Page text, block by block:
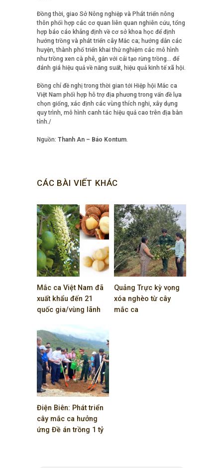
Đồng thời, giao Sở Nông nghiệp và Phát triển nông
thôn phối hợp các cơ quan liên quan nghiên cứu, tổng
hợp báo cáo khẳng định về cơ sở khoa học để định
hướng trồng và phát triển cây Mắc ca; hướng dẫn các
huyện, thành phố triển khai thử nghiệm các mô hình
như trồng xen cà phê, gắn với cải tạo rừng trồng… để
đánh giá hiệu quả về năng suất, hiệu quả kinh tế xã hội.
Đồng chí đề nghị trong thời gian tới Hiệp hội Mắc ca
Việt Nam phối hợp hỗ trợ địa phương trong vấn đề lựa
chọn giống, xác định các vùng thích nghi, xây dựng
quy trình, mô hình canh tác hiệu quả cao trên địa bàn
tỉnh./
Nguồn: Thanh An – Báo Kontum.
CÁC BÀI VIẾT KHÁC
Mắc ca Việt Nam đã
xuất khẩu đến 21
quốc gia/vùng lãnh
Quảng Trực kỳ vọng
xóa nghèo từ cây
mắc ca
Điện Biên: Phát triển
cây mắc ca hưởng
ứng Đề án trồng 1 tỷ